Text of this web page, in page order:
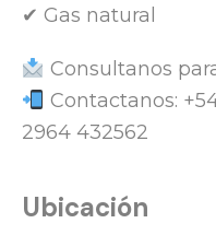
✔ Gas natural
Consultanos
Contactanos:
2964 432562
Ubicación